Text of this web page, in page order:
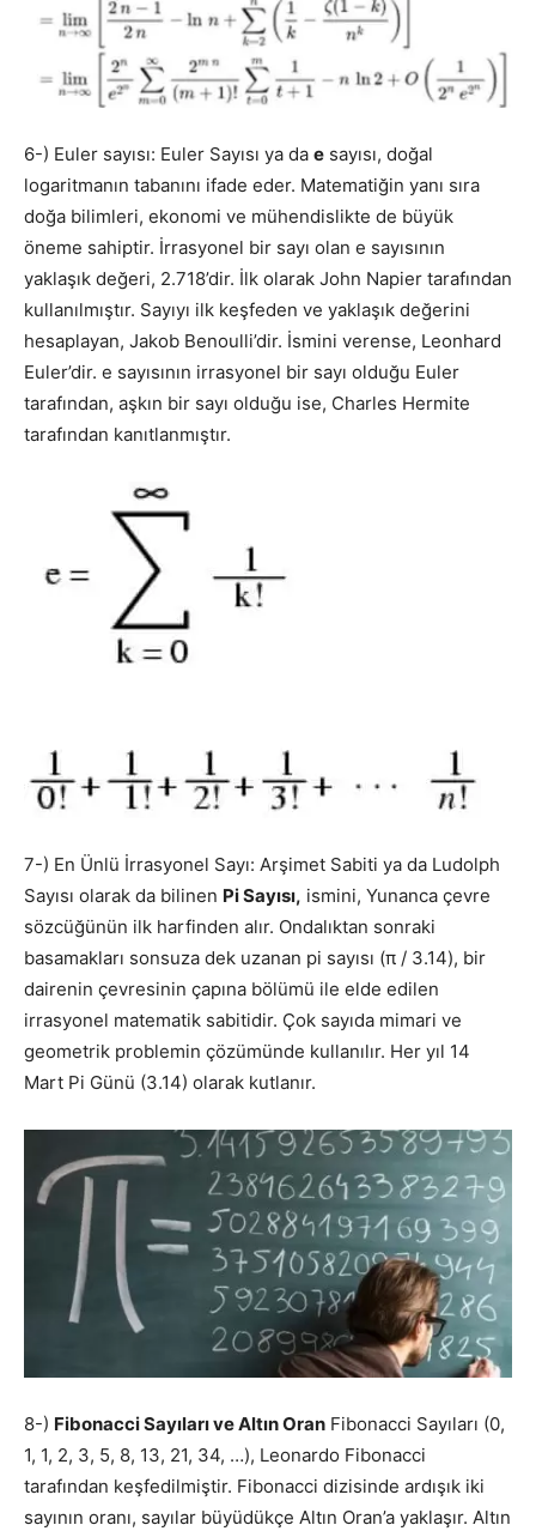
6-) Euler sayısı: Euler Sayısı ya da e sayısı, doğal
logaritmanın tabanını ifade eder. Matematiğin yanı sıra
doğa bilimleri, ekonomi ve mühendislikte de büyük
öneme sahiptir. İrrasyonel bir sayı olan e sayısının
yaklaşık değeri, 2.718’dir. İlk olarak John Napier tarafından
kullanılmıştır. Sayıyı ilk keşfeden ve yaklaşık değerini
hesaplayan, Jakob Benoulli’dir. İsmini verense, Leonhard
Euler’dir. e sayısının irrasyonel bir sayı olduğu Euler
tarafından, aşkın bir sayı olduğu ise, Charles Hermite
tarafından kanıtlanmıştır.
7-) En Ünlü İrrasyonel Sayı: Arşimet Sabiti ya da Ludolph
Sayısı olarak da bilinen Pi Sayısı, ismini, Yunanca çevre
sözcüğünün ilk harfinden alır. Ondalıktan sonraki
basamakları sonsuza dek uzanan pi sayısı (π / 3.14), bir
dairenin çevresinin çapına bölümü ile elde edilen
irrasyonel matematik sabitidir. Çok sayıda mimari ve
geometrik problemin çözümünde kullanılır. Her yıl 14
Mart Pi Günü (3.14) olarak kutlanır.
8-) Fibonacci Sayıları ve Altın Oran Fibonacci Sayıları (0,
1, 1, 2, 3, 5, 8, 13, 21, 34, …), Leonardo Fibonacci
tarafından keşfedilmiştir. Fibonacci dizisinde ardışık iki
sayının oranı, sayılar büyüdükçe Altın Oran’a yaklaşır. Altın